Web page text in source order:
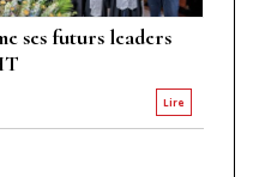
ses futurs leaders
Lire